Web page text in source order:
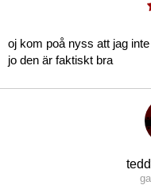
oj kom poå nyss att jag
jo den är faktiskt bra